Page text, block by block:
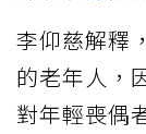
李仰慈解釋
的老年人，
對年輕喪偶